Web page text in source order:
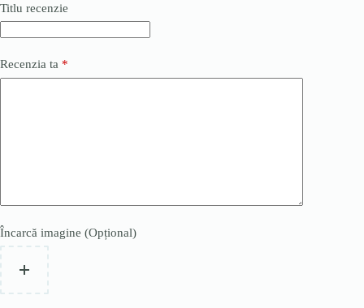
Titlu recenzie
Recenzia ta *
Încarcă imagine (Opțional)